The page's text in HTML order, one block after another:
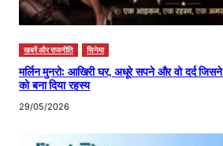
खबरें और राजनीति सिनेमा
मर्लिन मुनरो: आखिरी घर, अधूरे सपने और वो दर्द
को बना दिया रहस्य
29/05/2026